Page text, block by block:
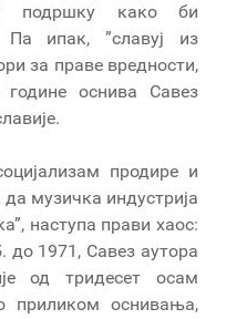
подршку како би
Па ипак, ”славуј из
за праве вредности,
оснива Савез
продире и
музичка индустрија
наступа прави хаос:
до 1971, Савез аутора
од тридесет осам
приликом оснивања,